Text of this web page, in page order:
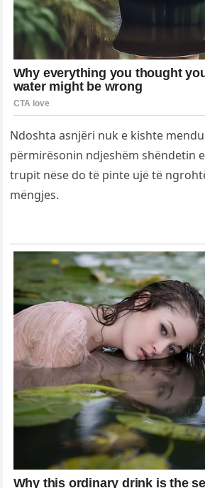
Ndoshta asnjëri nuk e kishte
përmirësonin ndjeshëm shëndetin
trupit nëse do të pinte ujë të
mëngjes.